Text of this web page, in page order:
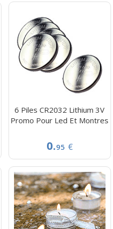
6 Piles CR2032 Lithium 3V
Promo Pour Led Et Montres
0.95 €